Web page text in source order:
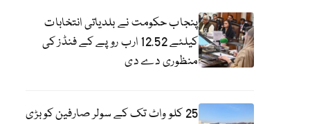
پنجاب حکومت نے بلدیاتی انتخابات
کیلئے 12.52 ارب روپے کے فنڈز کی
منظوری دے دی
25 کلو واٹ تک کے سولر صارفین کو بڑی